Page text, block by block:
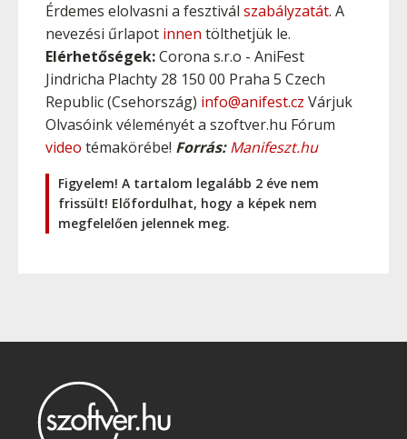
Érdemes elolvasni a fesztivál szabályzatát. A
nevezési űrlapot innen tölthetjük le.
Elérhetőségek:Corona s.r.o - AniFest
Jindricha Plachty 28 150 00 Praha 5 Czech
Republic (Csehország) info@anifest.cz Várjuk
Olvasóink véleményét a szoftver.hu Fórum
video témakörébe! Forrás: Manifeszt.hu
Figyelem! A tartalom legalább 2 éve nem
frissült! Előfordulhat, hogy a képek nem
megfelelően jelennek meg.